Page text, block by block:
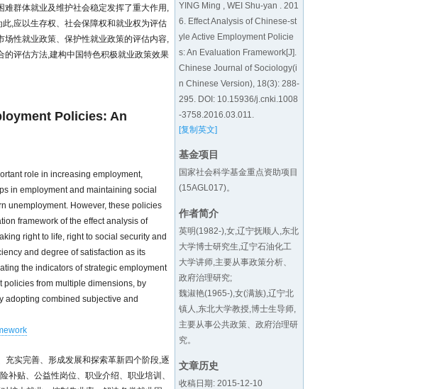
YING Ming , WEI Shu-yan . 201
6. Effect Analysis of Chinese-st
yle Active Employment Policie
s: An Evaluation Framework[J].
Chinese Journal of Sociology(i
n Chinese Version), 18(3): 288-
295. DOI: 10.15936/j.cnki.1008
-3758.2016.03.011.
[复制英文]
基金项目
国家社会科学基金重点资助项目
(15AGL017)。
作者简介
英明(1982-),女,辽宁抚顺人,东北
大学博士研究生,辽宁石油化工
大学讲师,主要从事政策分析、
政府治理研究;
魏淑艳(1965-),女(满族),辽宁北
镇人,东北大学教授,博士生导师,
主要从事公共政策、政府治理研
究。
文章历史
收稿日期: 2015-12-10
群体就业及维护社会稳定发挥了重大作用,
,应以生存权、社会保障权和就业权为评估
性就业政策、保护性就业政策的评估内容,
评估方法,建构中国特色积极就业政策效果
Policies: An
role in increasing employment,
in employment and maintaining social
unemployment. However, these policies
framework of the effect analysis of
right to life, right to social security and
and degree of satisfaction as its
the indicators of strategic employment
from multiple dimensions, by
adopting combined subjective and
实完善、形成发展和探索革新四个阶段,逐
贴、公益性岗位、职业介绍、职业培训、